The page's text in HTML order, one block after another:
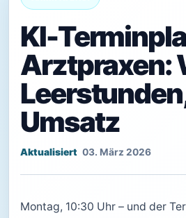
KI-
Arztpraxen:
Umsatz
03. März 2026
Montag, 10:30 Uhr – und der